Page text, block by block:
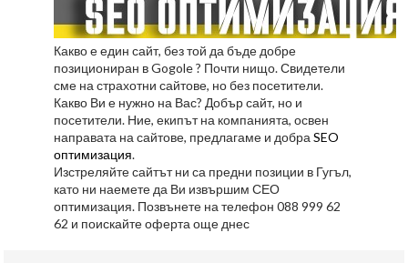
Какво е един сайт, без той да бъде добре
позициониран в Gogole ? Почти нищо. Свидетели
сме на страхотни сайтове, но без посетители.
Какво Ви е нужно на Вас? Добър сайт, но и
посетители. Ние, екипът на компанията, освен
направата на сайтове, предлагаме и добра SEO
оптимизация.
Изстреляйте сайтът ни са предни позиции в Гугъл,
като ни наемете да Ви извършим СЕО
оптимизация. Позвънете на телефон 088 999 62
62 и поискайте оферта още днес